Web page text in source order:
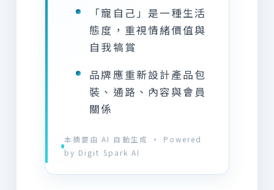
「寵自己」是一種生活
態度，重視情緒價值與
自我犒賞
品牌應重新設計產品包
裝、通路、內容與會員
關係
本摘要由 AI 自動生成 · Powered
by Digit Spark AI